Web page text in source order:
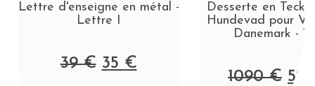
Lettre d'enseigne en métal -
Lettre I
39€ 35 €
Desserte en Teck
Hundevad pour
Danemark -
1090€